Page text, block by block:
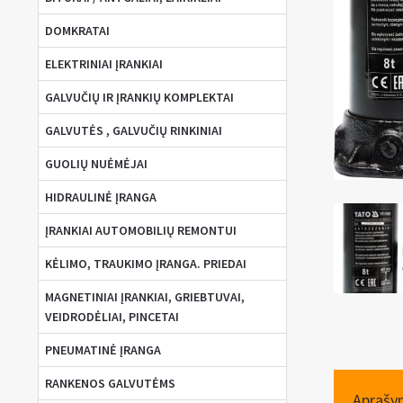
DOMKRATAI
ELEKTRINIAI ĮRANKIAI
GALVUČIŲ IR ĮRANKIŲ KOMPLEKTAI
GALVUTĖS , GALVUČIŲ RINKINIAI
GUOLIŲ NUĖMĖJAI
HIDRAULINĖ ĮRANGA
ĮRANKIAI AUTOMOBILIŲ REMONTUI
KĖLIMO, TRAUKIMO ĮRANGA. PRIEDAI
MAGNETINIAI ĮRANKIAI, GRIEBTUVAI,
VEIDRODĖLIAI, PINCETAI
PNEUMATINĖ ĮRANGA
RANKENOS GALVUTĖMS